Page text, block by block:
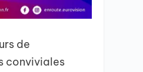
de
conviviales